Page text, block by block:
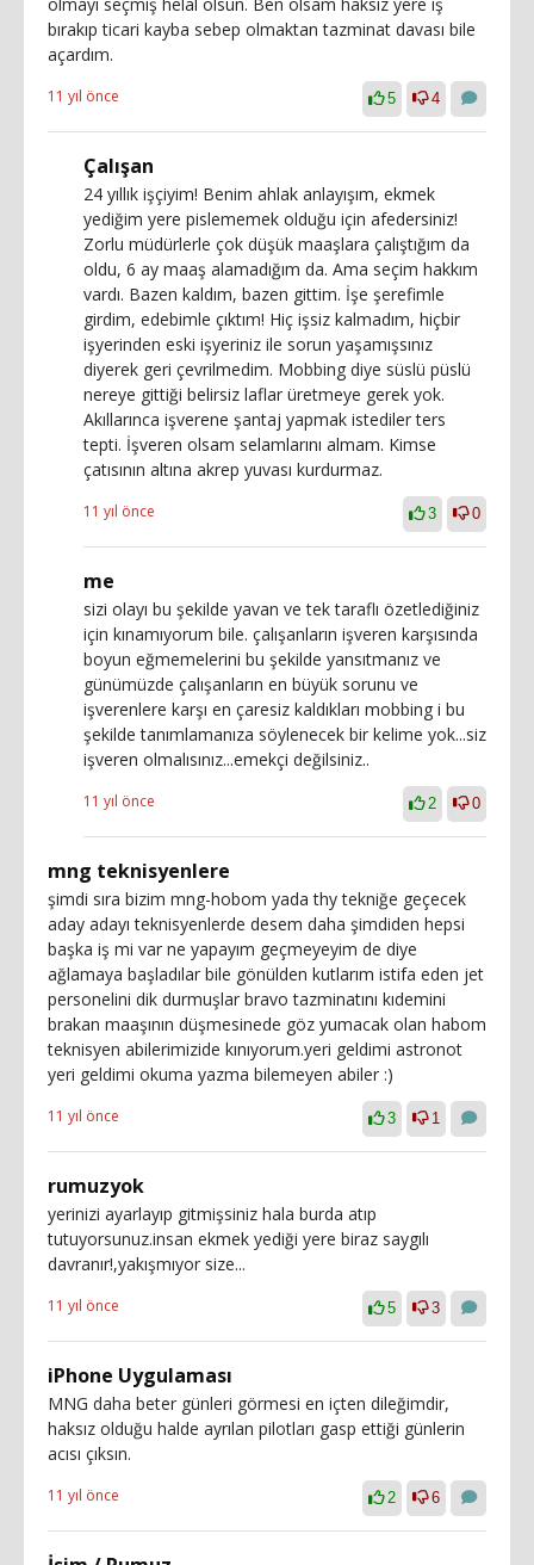
bırakıp ticari kayba sebep olmaktan tazminat davası bile
açardım.
11 yıl önce 5 4
Çalışan
24 yıllık işçiyim! Benim ahlak anlayışım, ekmek
yediğim yere pislememek olduğu için afedersiniz!
Zorlu müdürlerle çok düşük maaşlara çalıştığım da
oldu, 6 ay maaş alamadığım da. Ama seçim hakkım
vardı. Bazen kaldım, bazen gittim. İşe şerefimle
girdim, edebimle çıktım! Hiç işsiz kalmadım, hiçbir
işyerinden eski işyeriniz ile sorun yaşamışsınız
diyerek geri çevrilmedim. Mobbing diye süslü püslü
nereye gittiği belirsiz laflar üretmeye gerek yok.
Akıllarınca işverene şantaj yapmak istediler ters
tepti. İşveren olsam selamlarını almam. Kimse
çatısının altına akrep yuvası kurdurmaz.
11 yıl önce 3 0
me
sizi olayı bu şekilde yavan ve tek taraflı özetlediğiniz
için kınamıyorum bile. çalışanların işveren karşısında
boyun eğmemelerini bu şekilde yansıtmanız ve
günümüzde çalışanların en büyük sorunu ve
işverenlere karşı en çaresiz kaldıkları mobbing i bu
şekilde tanımlamanıza söylenecek bir kelime yok...siz
işveren olmalısınız...emekçi değilsiniz..
11 yıl önce 2 0
mng teknisyenlere
şimdi sıra bizim mng-hobom yada thy tekniğe geçecek
aday adayı teknisyenlerde desem daha şimdiden hepsi
başka iş mi var ne yapayım geçmeyeyim de diye
ağlamaya başladılar bile gönülden kutlarım istifa eden jet
personelini dik durmuşlar bravo tazminatını kıdemini
brakan maaşının düşmesinede göz yumacak olan habom
teknisyen abilerimizide kınıyorum.yeri geldimi astronot
yeri geldimi okuma yazma bilemeyen abiler :)
11 yıl önce 3 1
rumuzyok
yerinizi ayarlayıp gitmişsiniz hala burda atıp
tutuyorsunuz.insan ekmek yediği yere biraz saygılı
davranır!,yakışmıyor size...
11 yıl önce 5 3
iPhone Uygulaması
MNG daha beter günleri görmesi en içten dileğimdir,
haksız olduğu halde ayrılan pilotları gasp ettiği günlerin
acısı çıksın.
11 yıl önce 2 6